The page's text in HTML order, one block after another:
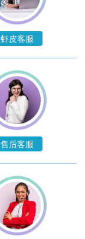
虾皮客服
售后客服